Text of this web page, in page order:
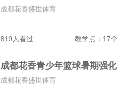
819人看过 教学点：17个
成都花香盛世体育
成都花香青少年篮球暑期强化
走训营
成都花香盛世体育